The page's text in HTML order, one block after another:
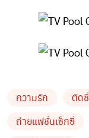
ความรัก
ตัด
ถ่ายแฟชั่นเซ็กซี่